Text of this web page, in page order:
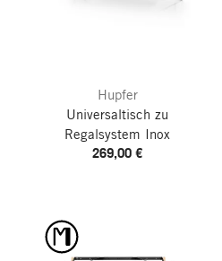
Hupfer
Universaltisch zu
Regalsystem Inox
269,00 €